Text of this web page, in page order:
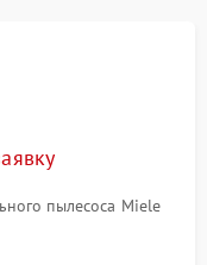
пылесоса Miele